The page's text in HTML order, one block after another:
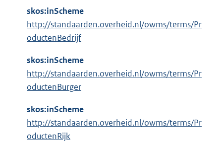
n
k
:
skos:inScheme
http://standaarden.overheid.nl/owms/terms/Pr
oductenBedrijf
skos:inScheme
http://standaarden.overheid.nl/owms/terms/Pr
oductenBurger
skos:inScheme
http://standaarden.overheid.nl/owms/terms/Pr
oductenRijk